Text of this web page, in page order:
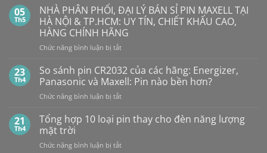
con
thỏ
giá
rẻ
ở
đâu
NGỜ?
PIN
MAXELL
CR2032S Cao
cấp
GP
LR44
Alkaline
GPA76F-
2C10
Vỉ
10
Viên
05
Th5
NHÀ PHÂN PHỐI, ĐẠI LÝ BÁN SỈ PIN MAXELL TẠI
HÀ NỘI & TP.HCM: UY TÍN, CHIẾT KHẤU CAO,
HÀNG CHÍNH HÃNG
Chức năng bình luận bị tắtở
PHÂN
PHỐI,
ĐẠI
LÝ
SỈ
TẠI
23
Th4
So sánh pin CR2032 của các hãng: Energizer,
Panasonic và Maxell: Pin nào bền hơn?
Chức năng bình luận bị tắtở
sánh
pin
của
21
Th4
Tổng hợp 10 loại pin thay cho đèn năng lượng
mặt trời
Chức năng bình luận bị tắtở